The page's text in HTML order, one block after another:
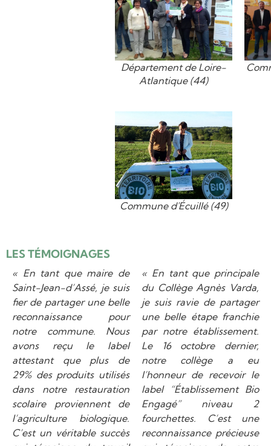
Département de Loire-
Atlantique (44)
Commune d'Écuillé (49)
LES TÉMOIGNAGES
« En tant que maire de
Saint-Jean-d’Assé, je suis
fier de partager une belle
reconnaissance pour
notre commune. Nous
avons reçu le label
attestant que plus de
29% des produits utilisés
dans notre restauration
scolaire proviennent de
l’agriculture biologique.
C’est un véritable succès
« En tant que principale
du Collège Agnès Varda,
je suis ravie de partager
une belle étape franchie
par notre établissement.
Le 16 octobre dernier,
notre collège a eu
l’honneur de recevoir le
label “Établissement Bio
Engagé” niveau 2
fourchettes. C’est une
reconnaissance précieuse